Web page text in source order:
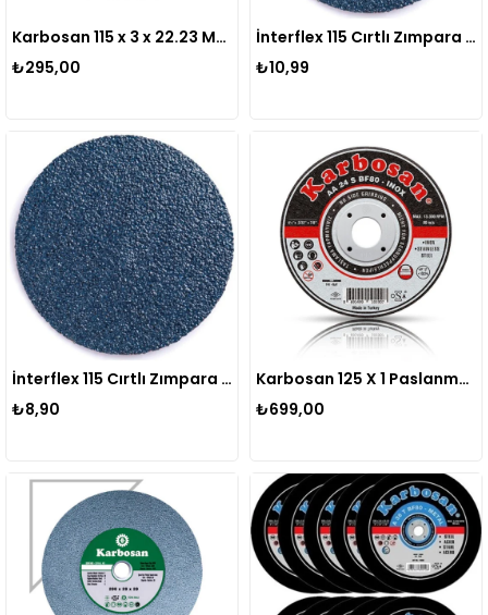
Karbosan 115 x 3 x 22.23 Metal Kesme Taşı Düz 10'lu
₺295,00
İnterflex 115 Cırtlı Zımpara P040 Zr
₺10,99
İnterflex 115 Cırtlı Zımpara P060 Zr
₺8,90
Karbosan 125 X 1 Paslanmaz Çelik Inox Kesme Diski 25 Adet
₺699,00